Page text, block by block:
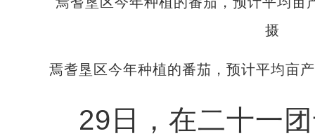
焉耆垦区今年种植的番茄，预计平均亩
29日，在二十一团